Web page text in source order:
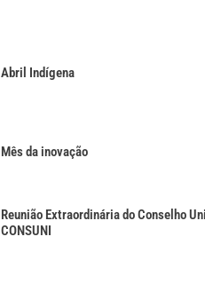
Abril Indígena
Mês da inovação
Reunião Extraordinária do Conselho
CONSUNI